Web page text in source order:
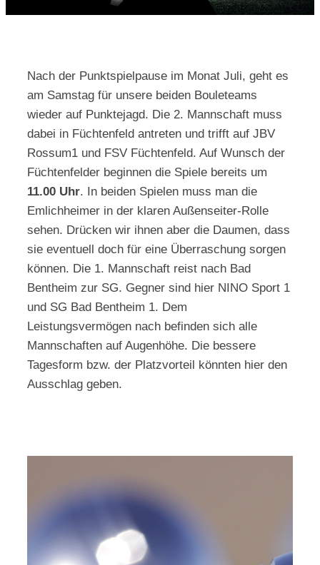
Nach der Punktspielpause im Monat Juli, geht es
am Samstag für unsere beiden Bouleteams
wieder auf Punktejagd. Die 2. Mannschaft muss
dabei in Füchtenfeld antreten und trifft auf JBV
Rossum1 und FSV Füchtenfeld. Auf Wunsch der
Füchtenfelder beginnen die Spiele bereits um
11.00 Uhr. In beiden Spielen muss man die
Emlichheimer in der klaren Außenseiter-Rolle
sehen. Drücken wir ihnen aber die Daumen, dass
sie eventuell doch für eine Überraschung sorgen
können. Die 1. Mannschaft reist nach Bad
Bentheim zur SG. Gegner sind hier NINO Sport 1
und SG Bad Bentheim 1. Dem
Leistungsvermögen nach befinden sich alle
Mannschaften auf Augenhöhe. Die bessere
Tagesform bzw. der Platzvorteil könnten hier den
Ausschlag geben.